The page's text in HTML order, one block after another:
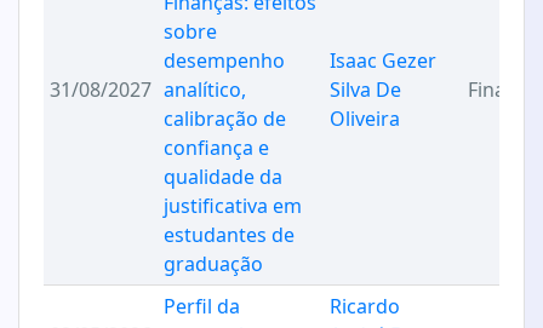
31/08/2027
sobre
desempenho
analítico,
calibração de
confiança e
qualidade da
justificativa em
estudantes de
graduação
Isaac Gezer
Silva De
Oliveira
Perfil da
Ricardo